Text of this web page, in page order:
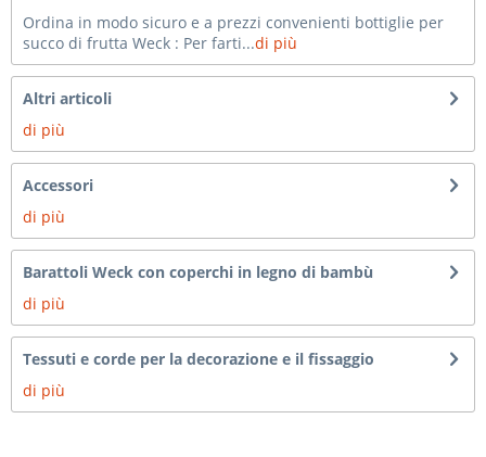
Ordina in modo sicuro e a prezzi convenienti bottiglie per
succo di frutta Weck : Per farti...di più
Altri articoli
di più
Accessori
di più
Barattoli Weck con coperchi in legno di bambù
di più
Tessuti e corde per la decorazione e il fissaggio
di più